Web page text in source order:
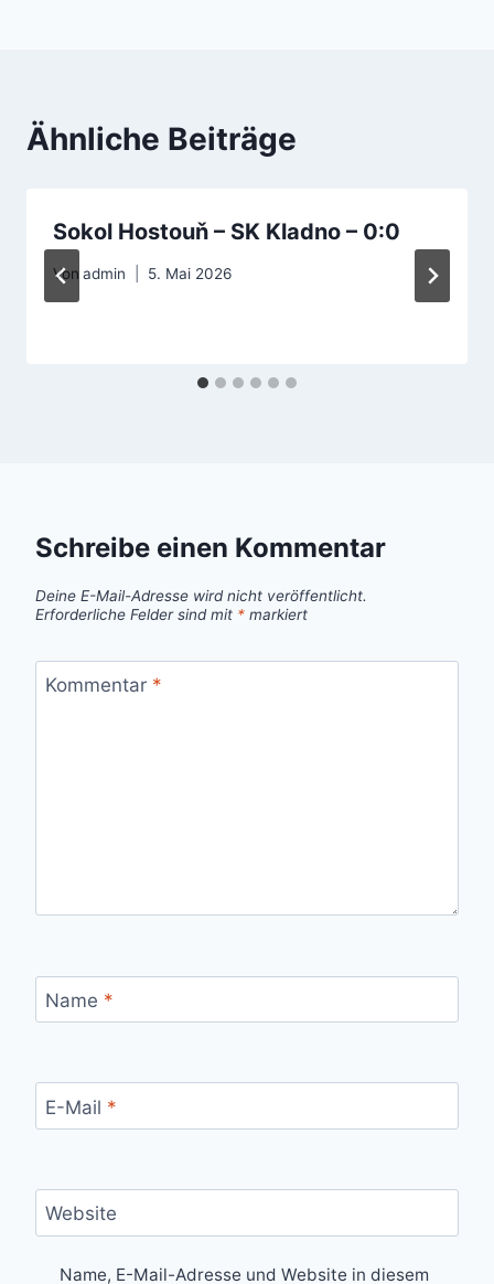
Ähnliche Beiträge
Sokol Hostouň – SK Kladno – 0:0
Von admin 5. Mai 2026
Schreibe einen Kommentar
Deine E-Mail-Adresse wird nicht veröffentlicht.
Erforderliche Felder sind mit * markiert
Kommentar *
Name *
E-Mail *
Website
Name, E-Mail-Adresse und Website in diesem